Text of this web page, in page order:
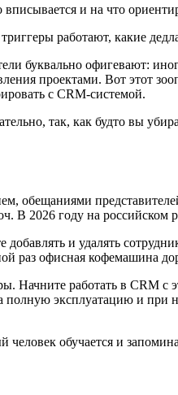
и на что
работают, какие
буквально офигевают:
проектами. Вот этот
с CRM-системой.
так, как будто вы
обещаниями
В 2026 году на
и удалять
раз офисная кофемашина
Начните работать в CRM
эксплуатацию и
обучается и